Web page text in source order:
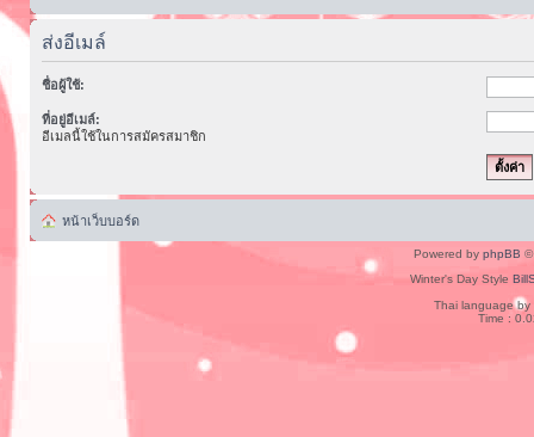
ส่งอีเมล์
ชื่อผู้ใช้:
ที่อยู่อีเมล์:
อีเมลนี้ใช้ในการสมัครสมาชิก
หน้าเว็บบอร์ด
Powered by phpBB ©
Winter's Day Style
Thai language by
Time :